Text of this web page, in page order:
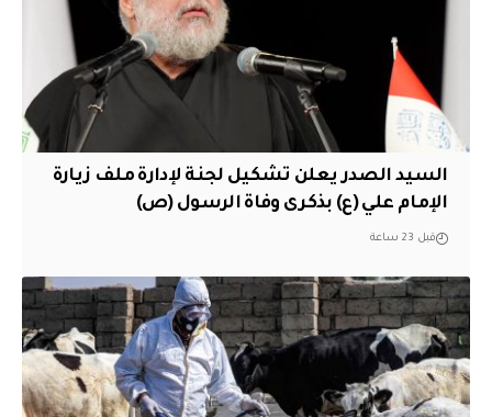
السيد الصدر يعلن تشكيل لجنة لإدارة ملف زيارة
الإمام علي (ع) بذكرى وفاة الرسول (ص)
قبل 23 ساعة